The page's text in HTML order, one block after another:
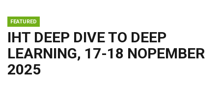
FEATURED
IHT DEEP DIVE TO DEEP
LEARNING, 17-18 NOPEMBER
2025